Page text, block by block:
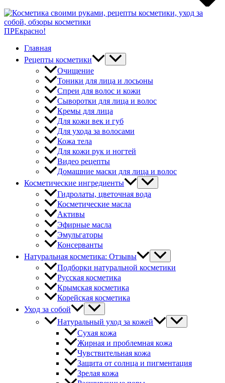
ПРЕкрасно!
Главная
Рецепты косметики
Очищение
Тоники для лица и лосьоны
Спреи для волос и кожи
Сыворотки для лица и волос
Кремы для лица
Для кожи век и губ
Для ухода за волосами
Кожа тела
Для кожи рук и ногтей
Видео рецепты
Домашние маски для лица и волос
Косметические ингредиенты
Гидролаты, цветочная вода
Косметические масла
Активы
Эфирные масла
Эмульгаторы
Консерванты
Натуральная косметика: Отзывы
Подборки натуральной косметики
Русская косметика
Крымская косметика
Корейская косметика
Уход за собой
Натуральный уход за кожей
Сухая кожа
Жирная и проблемная кожа
Чувствительная кожа
Защита от солнца и пигментация
Зрелая кожа